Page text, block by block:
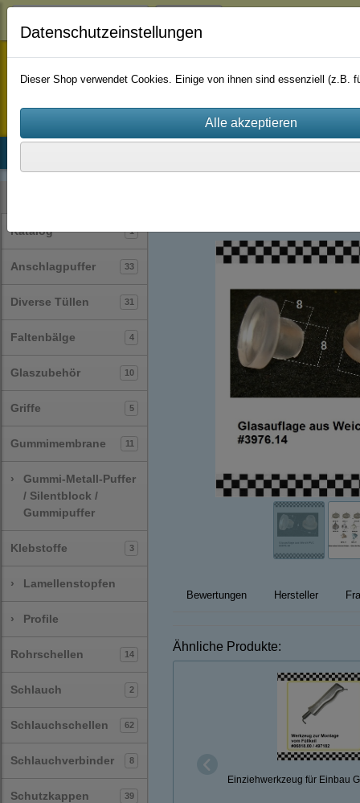
staufenbiel-berlin
Katalog 1
Anschlagpuffer 33
Diverse Tüllen 31
Faltenbälge 4
Glaszubehör 10
Griffe 5
Gummimembrane 11
›
Gummi-Metall-Puffer
/ Silentblock /
Gummipuffer
Klebstoffe 3
› Lamellenstopfen
› Profile
Rohrschellen 14
Schlauch 2
Schlauchschellen 62
Schlauchverbinder 8
Schutzkappen 39
Bewertungen Hersteller
Ähnliche Produkte:
Einziehwerkzeug für Einbau
Datenschutzeinstellungen
Dieser Shop verwendet Cookies. Einige von ihnen sind essenziell (z.B.